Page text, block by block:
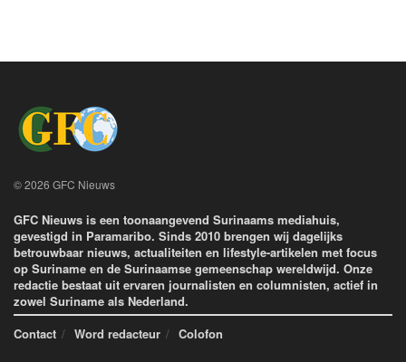
© 2026 GFC Nieuws
GFC Nieuws is een toonaangevend Surinaams mediahuis,
gevestigd in Paramaribo. Sinds 2010 brengen wij dagelijks
betrouwbaar nieuws, actualiteiten en lifestyle-artikelen met focus
op Suriname en de Surinaamse gemeenschap wereldwijd. Onze
redactie bestaat uit ervaren journalisten en columnisten, actief in
zowel Suriname als Nederland.
Contact
Word redacteur Colofon